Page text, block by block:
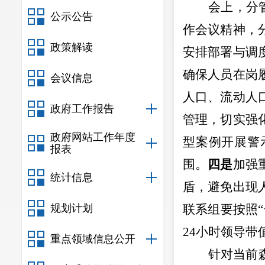
公示公告
政策解读
会议信息
政府工作报告
政府网站工作年度
报表
统计信息
规划计划
重点领域信息公开
会上，分
作会议精神，
安排部署与调
确保人员在岗
人口、流动人
管理，切实强
型案例开展警
围。
四是加强
盾，避免出现
联系组要按照“
24小时领导带
针对当前